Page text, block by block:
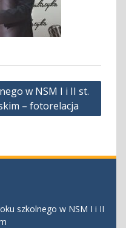
w NSM I i II st.
– fotorelacja
szkolnego w NSM I i II